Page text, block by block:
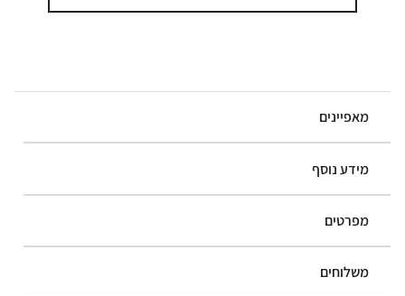
מאפיינים
מידע נוסף
מפרטים
משלוחים